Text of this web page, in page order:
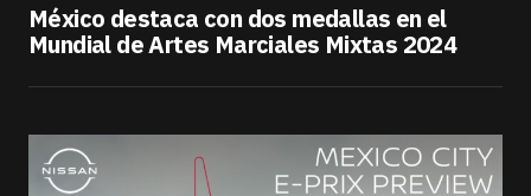
México destaca con dos medallas en el
Mundial de Artes Marciales Mixtas 2024